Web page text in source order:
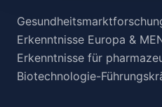
Erkenntnisse Europa &
Erkenntnisse für
Biotechnologie-